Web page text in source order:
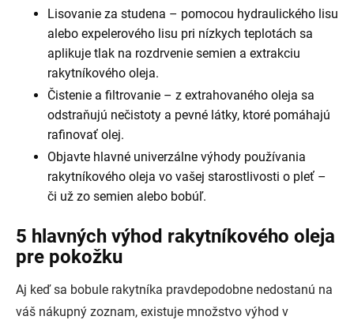
Lisovanie za studena – pomocou hydraulického lisu
alebo expelerového lisu pri nízkych teplotách sa
aplikuje tlak na rozdrvenie semien a extrakciu
rakytníkového oleja.
Čistenie a filtrovanie – z extrahovaného oleja sa
odstraňujú nečistoty a pevné látky, ktoré pomáhajú
rafinovať olej.
Objavte hlavné univerzálne výhody používania
rakytníkového oleja vo vašej starostlivosti o pleť –
či už zo semien alebo bobúľ.
5 hlavných výhod rakytníkového oleja
pre pokožku
Aj keď sa bobule rakytníka pravdepodobne nedostanú na
váš nákupný zoznam, existuje množstvo výhod v